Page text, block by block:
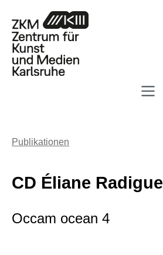
Zum Hauptinhalt springen
Publikationen
CD Éliane Radigue
Occam ocean 4